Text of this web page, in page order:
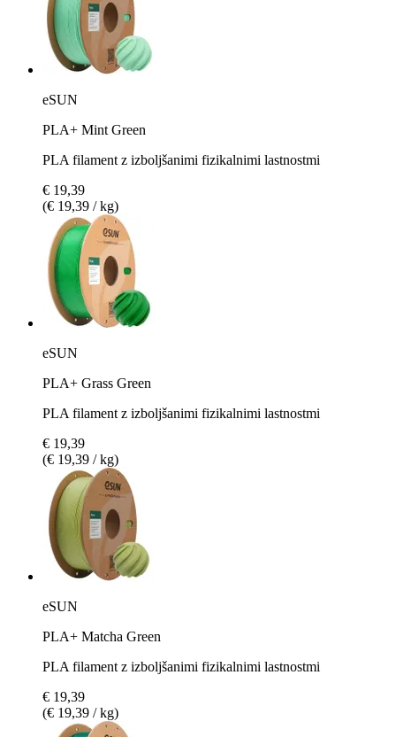
eSUN
PLA+ Mint Green
PLA filament z izboljšanimi fizikalnimi lastnostmi
€ 19,39
(€ 19,39 / kg)
eSUN
PLA+ Grass Green
PLA filament z izboljšanimi fizikalnimi lastnostmi
€ 19,39
(€ 19,39 / kg)
eSUN
PLA+ Matcha Green
PLA filament z izboljšanimi fizikalnimi lastnostmi
€ 19,39
(€ 19,39 / kg)